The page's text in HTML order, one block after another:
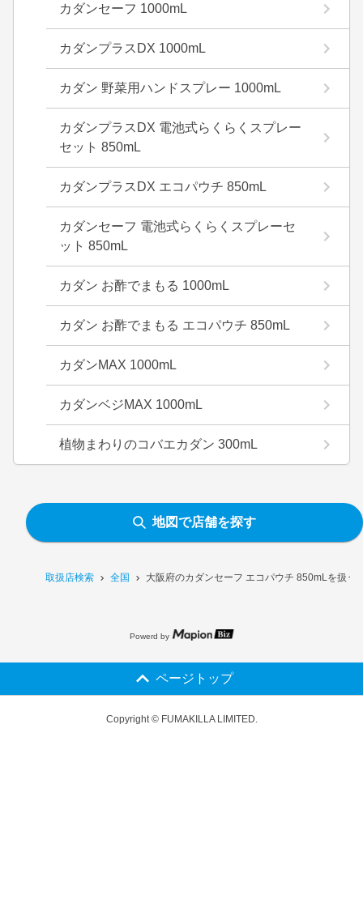
取扱店検索 全国 大阪府のカダンセーフ エコパウチ 850mLを扱う
カダンセーフ 1000mL
カダンプラスDX 1000mL
カダン 野菜用ハンドスプレー 1000mL
カダンプラスDX 電池式らくらくスプレー
セット 850mL
カダンプラスDX エコパウチ 850mL
カダンセーフ 電池式らくらくスプレーセ
ット 850mL
カダン お酢でまもる 1000mL
カダン お酢でまもる エコパウチ 850mL
カダンMAX 1000mL
カダンベジMAX 1000mL
植物まわりのコバエカダン 300mL
地図で店舗を探す
Powerd by
ページトップ
Copyright © FUMAKILLA LIMITED.